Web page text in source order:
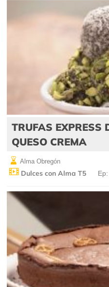
TRUFAS EXPRESS
QUESO CREMA
Alma Obregón
Dulces con Alma T5